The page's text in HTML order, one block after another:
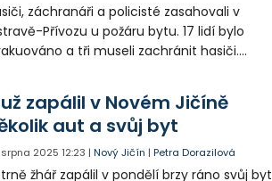
záchranáři a policisté zasahovali v
Přívozu u požáru bytu. 17 lidí bylo
a tři museli zachránit hasiči.
obyvatele domu.
zapálil v Novém Jičíně
aut a svůj byt
srpna 2025 12:23 |Nový Jičín |Petra Dorazilová
žhář zapálil v pondělí brzy ráno svůj byt